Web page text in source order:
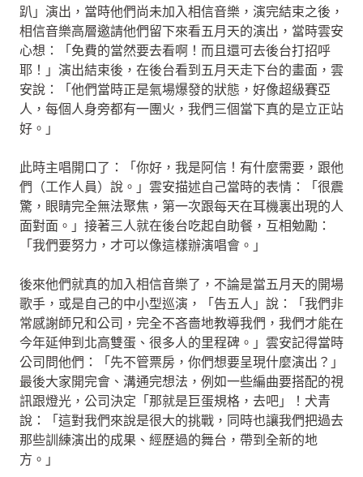
趴」演出，當時他們尚未加入相信音樂，演完結束之後，
相信音樂高層邀請他們留下來看五月天的演出，當時雲安
心想：「免費的當然要去看啊！而且還可去後台打招呼
耶！」演出結束後，在後台看到五月天走下台的畫面，雲
安說：「他們當時正是氣場爆發的狀態，好像超級賽亞
人，每個人身旁都有一團火，我們三個當下真的是立正站
好。」
此時主唱開口了：「你好，我是阿信！有什麼需要，跟他
們（工作人員）說。」雲安描述自己當時的表情：「很震
驚，眼睛完全無法聚焦，第一次跟每天在耳機裏出現的人
面對面。」接著三人就在後台吃起自助餐，互相勉勵：
「我們要努力，才可以像這樣辦演唱會。」
後來他們就真的加入相信音樂了，不論是當五月天的開場
歌手，或是自己的中小型巡演，「告五人」說：「我們非
常感謝師兄和公司，完全不吝嗇地教導我們，我們才能在
今年延伸到北高雙蛋、很多人的里程碑。」雲安記得當時
公司問他們：「先不管票房，你們想要呈現什麼演出？」
最後大家開完會、溝通完想法，例如一些編曲要搭配的視
訊跟燈光，公司決定「那就是巨蛋規格，去吧」！犬青
說：「這對我們來說是很大的挑戰，同時也讓我們把過去
那些訓練演出的成果、經歷過的舞台，帶到全新的地
方。」